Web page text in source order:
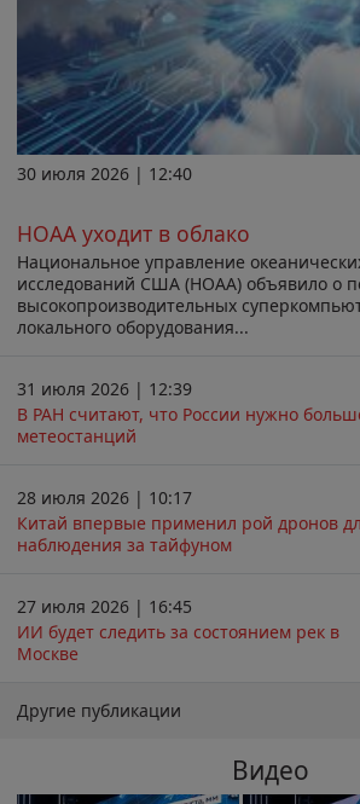
30 июля 2026 | 12:40
НОАА уходит в облако
Национальное управление
исследований США (НОАА) объявило о
высокопроизводительных
локального оборудования...
31 июля 2026 | 12:39
В РАН считают, что России нужно
метеостанций
28 июля 2026 | 10:17
Китай впервые применил рой дронов
наблюдения за тайфуном
27 июля 2026 | 16:45
ИИ будет следить за состоянием рек в
Москве
Другие публикации
Видео